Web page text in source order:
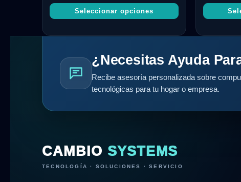
Seleccionar opciones
¿Necesitas Ayuda
Recibe asesoría personalizada sobre
tecnológicas para tu hogar o empresa.
CAMBIO SYSTEMS
TECNOLOGÍA · SOLUCIONES · SERVICIO